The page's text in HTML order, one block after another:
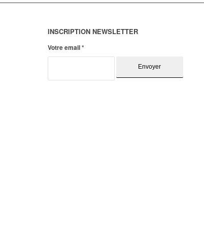
INSCRIPTION NEWSLETTER
Votre email*